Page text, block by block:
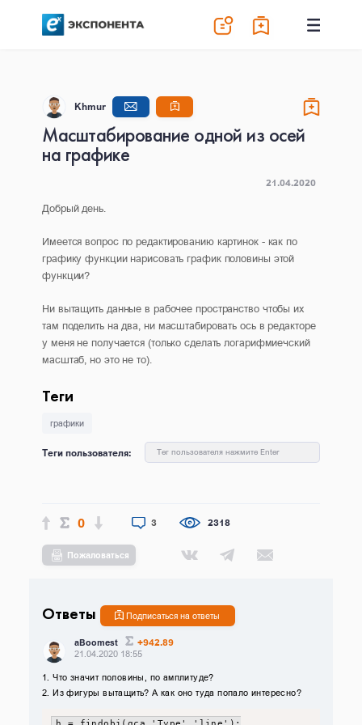
Khmur
Масштабирование одной из осей
на графике
21.04.2020
Добрый день.
Имеется вопрос по редактированию картинок - как по
графику функции нарисовать график половины этой
функции?
Ни вытащить данные в рабочее пространство чтобы их
там поделить на два, ни масштабировать ось в редакторе
у меня не получается (только сделать логарифмиечский
масштаб, но это не то).
Теги
графики
Теги пользователя: Тег пользователя нажмите Enter
0 3 2318
Пожаловаться
Ответы Подписаться на ответы
aBoomest +942.89
21.04.2020 18:55
1. Что значит половины, по амплитуде?
2. Из фигуры вытащить? А как оно туда попало интересно?